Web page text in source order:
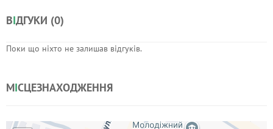
ВІДГУКИ (0)
Поки що ніхто не залишав відгуків.
МІСЦЕЗНАХОДЖЕННЯ